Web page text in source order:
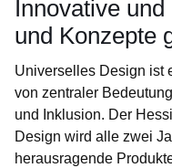
Innovative
und Konzepte
Universelles Design ist
von zentraler
und Inklusion. Der
Design wird alle zwei
herausragende